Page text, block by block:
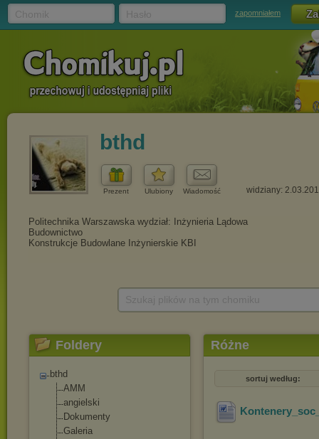
zapomniałem
bthd
Prezent Ulubiony Wiadomość widziany:
Foldery
bthd
AMM
angielski
Dokumenty
Galeria
Różne
sortuj według: